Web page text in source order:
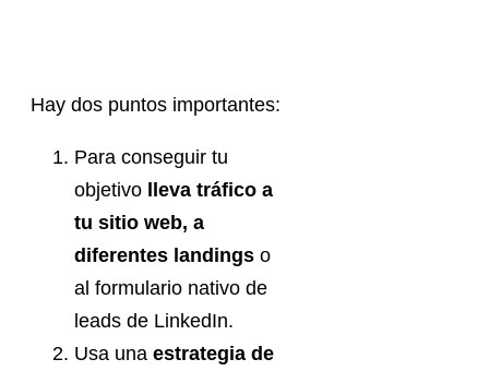
Hay dos puntos importantes:
Para conseguir tu
objetivo
lleva tráfico a
tu sitio web, a
diferentes landings o
al formulario nativo de
leads de LinkedIn.
Usa una estrategia de